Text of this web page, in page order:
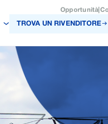
Opportunità
TROVA UN RIVENDITORE